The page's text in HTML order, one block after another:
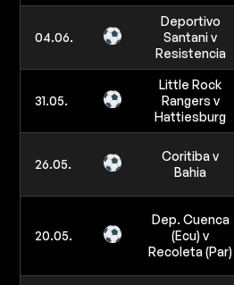
04.06.
Deportivo
Santani v
Resistencia
31.05.
Little Rock
Rangers v
Hattiesburg
26.05.
Coritiba v
Bahia
20.05.
Dep. Cuenca
(Ecu) v
Recoleta (Par)